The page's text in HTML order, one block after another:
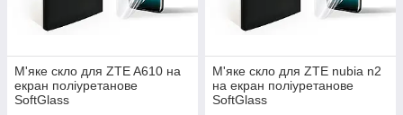
М'яке скло для ZTE A610 на
екран поліуретанове
SoftGlass
М'яке скло для ZTE nubia n2
на екран поліуретанове
SoftGlass